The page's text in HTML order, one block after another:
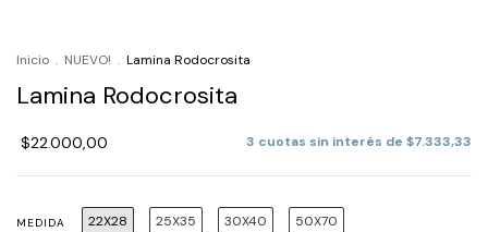
Inicio . NUEVO! . Lamina Rodocrosita
Lamina Rodocrosita
$22.000,00 3 cuotas sin interés de $7.333,33
MEDIDA 22X28 25X35 30X40 50X70